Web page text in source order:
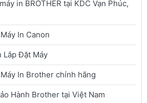
in BROTHER tại KDC Vạn Phúc,
In Canon
Lắp Đặt Máy
In Brother chính hãng
Hành Brother tại Việt Nam